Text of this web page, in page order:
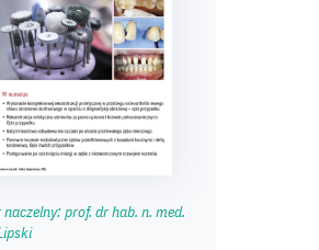
prof. dr hab. n. med.